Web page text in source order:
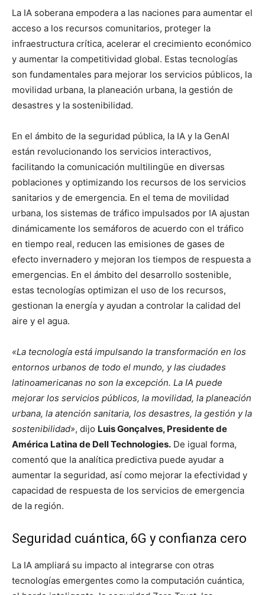
La IA soberana empodera a las naciones para aumentar el
acceso a los recursos comunitarios, proteger la
infraestructura crítica, acelerar el crecimiento económico
y aumentar la competitividad global. Estas tecnologías
son fundamentales para mejorar los servicios públicos, la
movilidad urbana, la planeación urbana, la gestión de
desastres y la sostenibilidad.
En el ámbito de la seguridad pública, la IA y la GenAI
están revolucionando los servicios interactivos,
facilitando la comunicación multilingüe en diversas
poblaciones y optimizando los recursos de los servicios
sanitarios y de emergencia. En el tema de movilidad
urbana, los sistemas de tráfico impulsados por IA ajustan
dinámicamente los semáforos de acuerdo con el tráfico
en tiempo real, reducen las emisiones de gases de
efecto invernadero y mejoran los tiempos de respuesta a
emergencias. En el ámbito del desarrollo sostenible,
estas tecnologías optimizan el uso de los recursos,
gestionan la energía y ayudan a controlar la calidad del
aire y el agua.
«La tecnología está impulsando la transformación en los
entornos urbanos de todo el mundo, y las ciudades
latinoamericanas no son la excepción. La IA puede
mejorar los servicios públicos, la movilidad, la planeación
urbana, la atención sanitaria, los desastres, la gestión y la
sostenibilidad», dijo Luis Gonçalves, Presidente de
América Latina de Dell Technologies. De igual forma,
comentó que la analítica predictiva puede ayudar a
aumentar la seguridad, así como mejorar la efectividad y
capacidad de respuesta de los servicios de emergencia
de la región.
Seguridad cuántica, 6G y confianza cero
La IA ampliará su impacto al integrarse con otras
tecnologías emergentes como la computación cuántica,